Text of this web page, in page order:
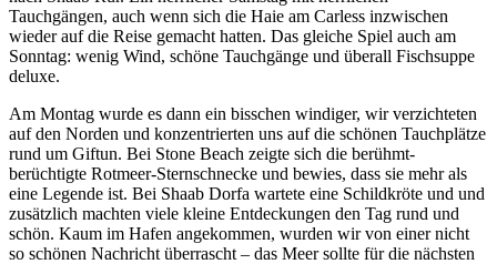
Tauchgängen, auch wenn sich die Haie am Carless inzwischen
wieder auf die Reise gemacht hatten. Das gleiche Spiel auch am
Sonntag: wenig Wind, schöne Tauchgänge und überall Fischsuppe
deluxe.
Am Montag wurde es dann ein bisschen windiger, wir verzichteten
auf den Norden und konzentrierten uns auf die schönen Tauchplätze
rund um Giftun. Bei Stone Beach zeigte sich die berühmt-
berüchtigte Rotmeer-Sternschnecke und bewies, dass sie mehr als
eine Legende ist. Bei Shaab Dorfa wartete eine Schildkröte und und
zusätzlich machten viele kleine Entdeckungen den Tag rund und
schön. Kaum im Hafen angekommen, wurden wir von einer nicht
so schönen Nachricht überrascht – das Meer sollte für die nächsten